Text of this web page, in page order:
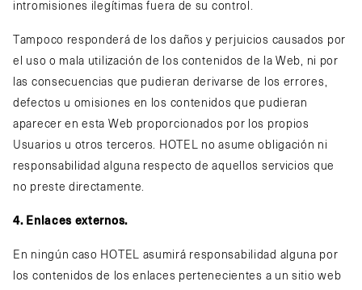
intromisiones ilegítimas fuera de su control.
Tampoco responderá de los daños y perjuicios causados por
el uso o mala utilización de los contenidos de la Web, ni por
las consecuencias que pudieran derivarse de los errores,
defectos u omisiones en los contenidos que pudieran
aparecer en esta Web proporcionados por los propios
Usuarios u otros terceros. HOTEL no asume obligación ni
responsabilidad alguna respecto de aquellos servicios que
no preste directamente.
4. Enlaces externos.
En ningún caso HOTEL asumirá responsabilidad alguna por
los contenidos de los enlaces pertenecientes a un sitio web